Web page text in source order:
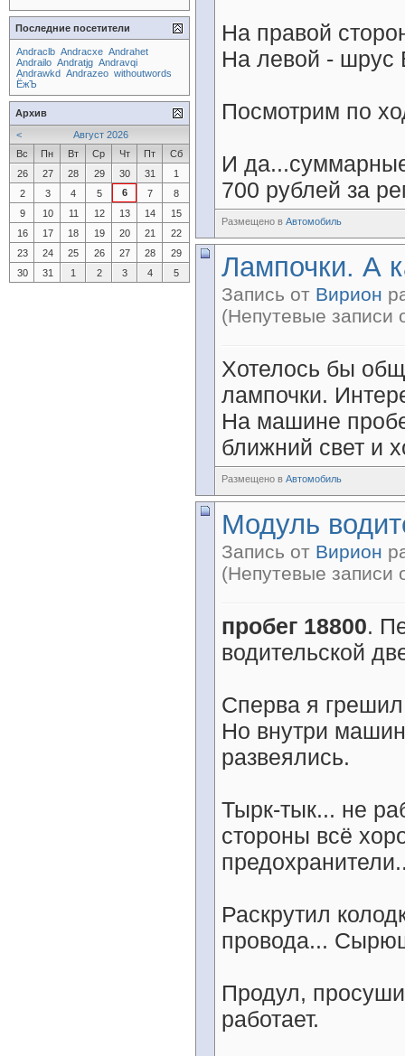
На правой
На левой - шрус
Посмотрим по
И
700 рублей за
Размещено в Автомобиль
Лампочки. А
Запись от Вирион
(Непутевые записи
Хотелось бы
лампочки.
На машине
ближний свет и
Размещено в Автомобиль
Модуль
Запись от Вирион
(Непутевые записи
пробег 18800.
водительской
Сперва я
Но внутри
развеялись.
Тырк-тык... не
стороны всё
Раскрутил
провода...
Продул,
работает.
Последние посетители
Andraclb Andracxe Andrahet
Andrailo Andratjg Andravqi
Andrawkd Andrazeo withoutwords
ЁжЪ
Архив
<
Август 2026
Вс
Пн Вт Ср Чт Пт
Сб
26
27 28 29 30 31
1
2
3 4 5 6 7
8
9
10 11 12 13 14
15
16
17 18 19 20 21
22
23
24 25 26 27 28
29
30
31 1 2 3 4 5